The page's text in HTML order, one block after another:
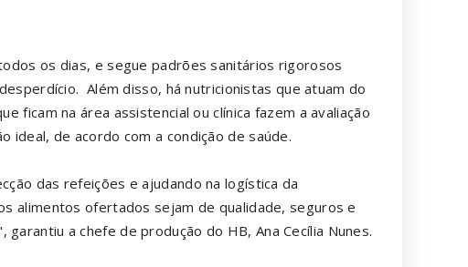
os dias, e segue padrões sanitários rigorosos
Além disso, há nutricionistas que atuam do
ficam na área assistencial ou clínica fazem a avaliação
ideal, de acordo com a condição de saúde.
das refeições e ajudando na logística da
alimentos ofertados sejam de qualidade, seguros e
a chefe de produção do HB, Ana Cecília Nunes.